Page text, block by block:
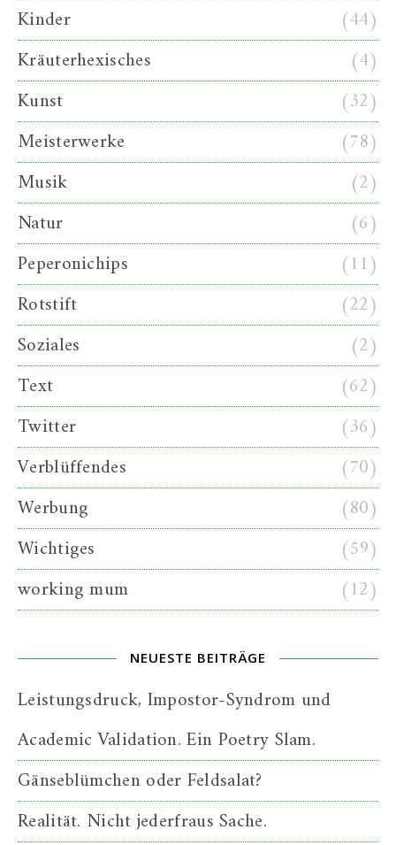
Kinder
(44)
Kräuterhexisches
(4)
Kunst
(32)
Meisterwerke
(78)
Musik
(2)
Natur
(6)
Peperonichips
(11)
Rotstift
(22)
Soziales
(2)
Text
(62)
Twitter
(36)
Verblüffendes
(70)
Werbung
(80)
Wichtiges
(59)
working mum
(12)
NEUESTE BEITRÄGE
Leistungsdruck, Impostor-Syndrom und
Academic Validation. Ein Poetry Slam.
Gänseblümchen oder Feldsalat?
Realität. Nicht jederfraus Sache.